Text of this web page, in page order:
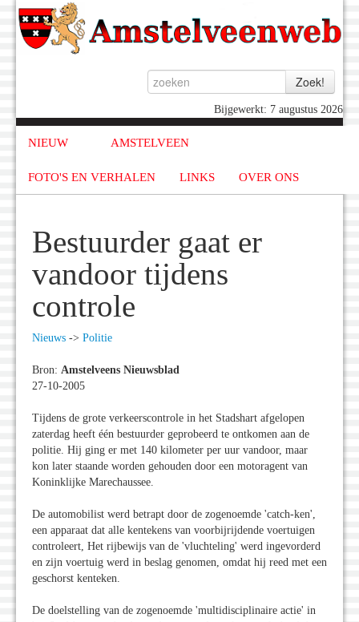
Bijgewerkt: 7 augustus 2026
NIEUW AMSTELVEEN
FOTO'S EN VERHALEN LINKS OVER ONS
Bestuurder gaat er
vandoor tijdens
controle
Nieuws -> Politie
Bron: Amstelveens Nieuwsblad
27-10-2005
Tijdens de grote verkeerscontrole in het Stadshart afgelopen
zaterdag heeft één bestuurder geprobeerd te ontkomen aan de
politie. Hij ging er met 140 kilometer per uur vandoor, maar
kon later staande worden gehouden door een motoragent van
Koninklijke Marechaussee.
De automobilist werd betrapt door de zogenoemde 'catch-ken',
een apparaat dat alle kentekens van voorbijrijdende voertuigen
controleert, Het rijbewijs van de 'vluchteling' werd ingevorderd
en zijn voertuig werd in beslag genomen, omdat hij reed met een
geschorst kenteken.
De doelstelling van de zogenoemde 'multidisciplinaire actie' in